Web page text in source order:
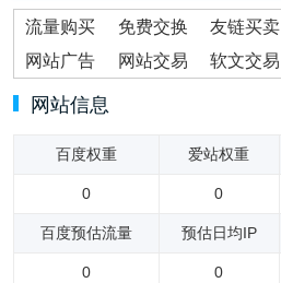
流量购买 免费交换 友链买卖
网站广告
网站交易 软文交易
网站信息
百度权重 爱站权重
0 0
百度预估流量 预估日均IP
0 0